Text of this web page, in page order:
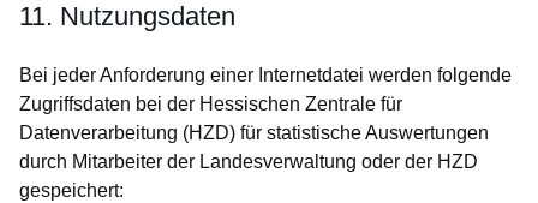
11. Nutzungsdaten
Bei jeder Anforderung einer Internetdatei werden folgende
Zugriffsdaten bei der Hessischen Zentrale für
Datenverarbeitung (HZD) für statistische Auswertungen
durch Mitarbeiter der Landesverwaltung oder der HZD
gespeichert: